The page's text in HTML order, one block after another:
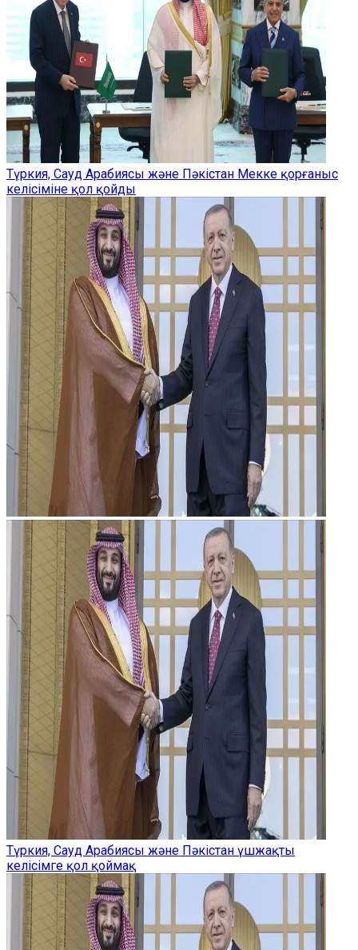
Түркия, Сауд Арабиясы және Пәкістан Мекке қорғаныс
келісіміне қол қойды
Түркия, Сауд Арабиясы және Пәкістан үшжақты
келісімге қол қоймақ